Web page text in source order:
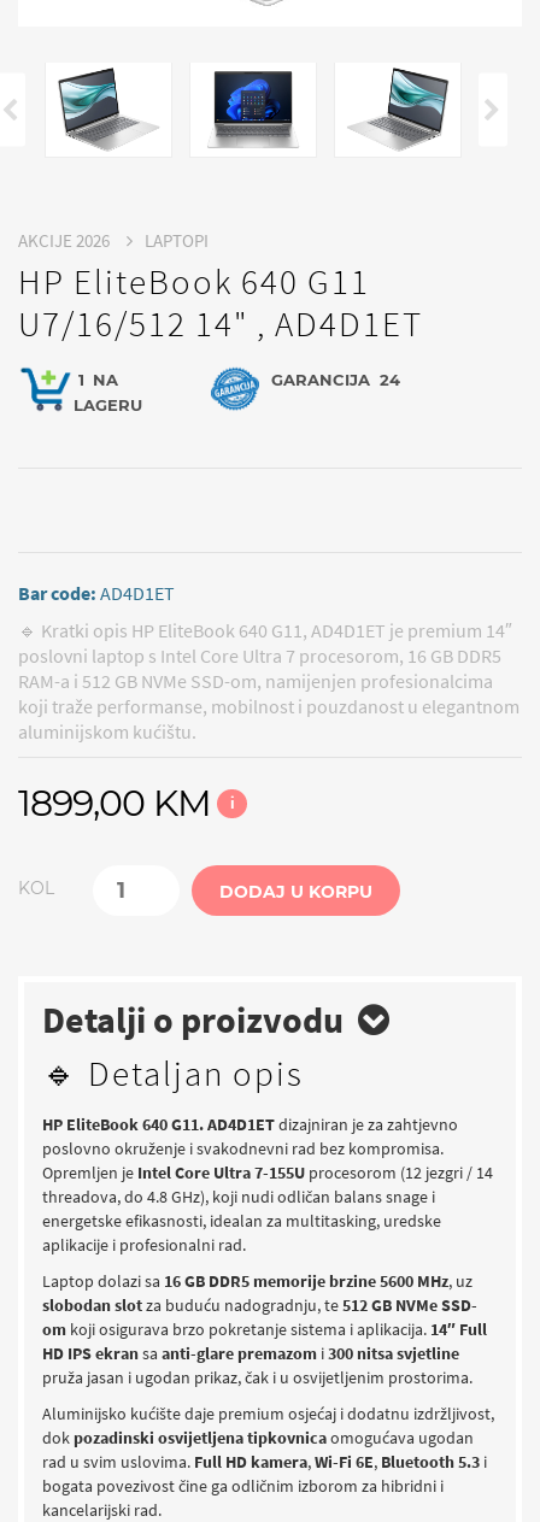
AKCIJE 2026 LAPTOPI
HP EliteBook 640 G11
U7/16/512 14" , AD4D1ET
1 NA
LAGERU
GARANCIJA 24
Bar code: AD4D1ET
🔹 Kratki opis HP EliteBook 640 G11, AD4D1ET je premium 14″
poslovni laptop s Intel Core Ultra 7 procesorom, 16 GB DDR5
RAM-a i 512 GB NVMe SSD-om, namijenjen profesionalcima
koji traže performanse, mobilnost i pouzdanost u elegantnom
aluminijskom kućištu.
1899,00 KM i
KOL DODAJ U KORPU
Detalji o proizvodu
🔹 Detaljan opis
HP EliteBook 640 G11. AD4D1ETdizajniran je za zahtjevno
poslovno okruženje i svakodnevni rad bez kompromisa.
Opremljen je Intel Core Ultra 7-155U procesorom (12 jezgri / 14
threadova, do 4.8 GHz), koji nudi odličan balans snage i
energetske efikasnosti, idealan za multitasking, uredske
aplikacije i profesionalni rad.
Laptop dolazi sa 16 GB DDR5 memorije brzine 5600 MHz, uz
slobodan slotza buduću nadogradnju, te512 GB NVMe SSD-
om koji osigurava brzo pokretanje sistema i aplikacija. 14″ Full
HD IPS ekransa anti-glare premazom i300 nitsa svjetline
pruža jasan i ugodan prikaz, čak i u osvijetljenim prostorima.
Aluminijsko kućište daje premium osjećaj i dodatnu izdržljivost,
dok pozadinski osvijetljena tipkovnicaomogućava ugodan
rad u svim uslovima. Full HD kamera,Wi-Fi 6E, Bluetooth 5.3 i
bogata povezivost čine ga odličnim izborom za hibridni i
kancelarijski rad.